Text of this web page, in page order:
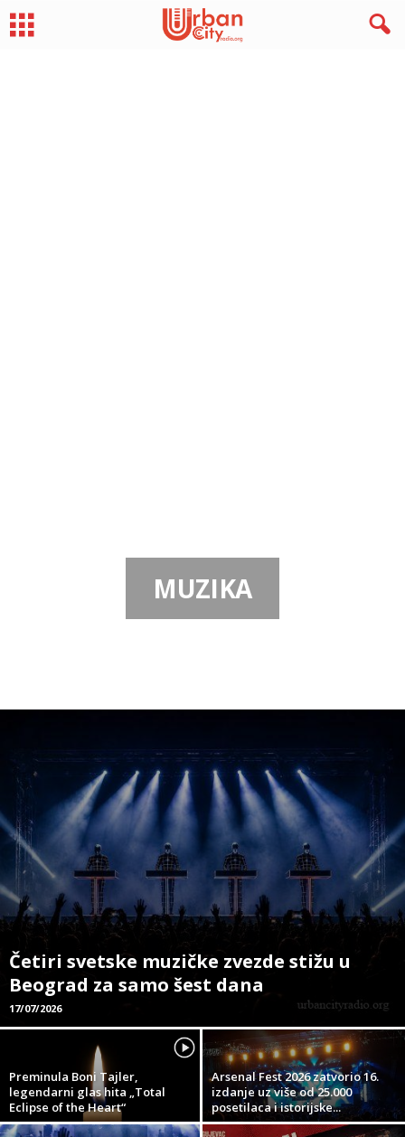
MUZIKA
Četiri svetske muzičke zvezde stižu u
Beograd za samo šest dana
17/07/2026
Preminula Boni Tajler,
legendarni glas hita „Total
Eclipse of the Heart“
Arsenal Fest 2026 zatvorio 16.
izdanje uz više od 25.000
posetilaca i istorijske...